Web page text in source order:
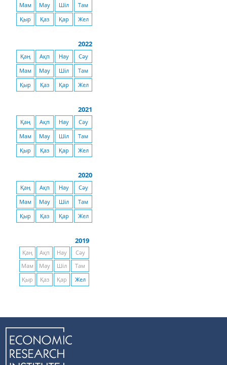
Мам Мау Шіл
Там
Қыр
Қаз Қар Жел
2022
Қаң Ақп Нау
Сәу
Мам
Мау Шіл
Там
Қыр
Қаз Қар Жел
2021
Қаң Ақп Нау
Сәу
Мам
Мау Шіл
Там
Қыр
Қаз Қар Жел
2020
Қаң Ақп Нау
Сәу
Мам
Мау Шіл
Там
Қыр
Қаз Қар Жел
2019
Қаң Ақп Нау
Сәу
Мам
Мау Шіл
Там
Қыр
Қаз Қар Жел